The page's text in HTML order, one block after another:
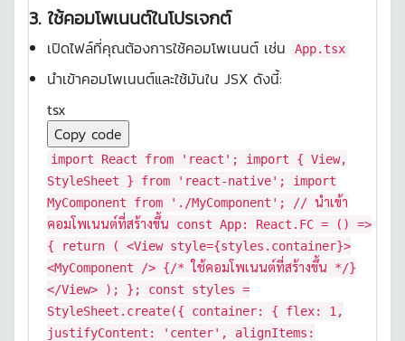
3. ใช้คอมโพเนนต์ในโปรเจกต์
เปิดไฟล์ที่คุณต้องการใช้คอมโพเนนต์ เช่น App.tsx
นำเข้าคอมโพเนนต์และใช้มันใน JSX ดังนี้:
tsx
Copy code
import React from 'react' ; import { View,
StyleSheet } from 'react-native' ; import
MyComponent
from './MyComponent' ;
// นำเข้า
คอมโพเนนต์ที่สร้างขึ้น
const App: React . FC =
() =>
{
return ( <View style={styles.container}>
<MyComponent /> {/* ใช้คอมโพเนนต์ที่สร้างขึ้น */}
</View> ); }; const styles =
StyleSheet . create({ container: { flex: 1 ,
justifyContent : 'center' , alignItems :